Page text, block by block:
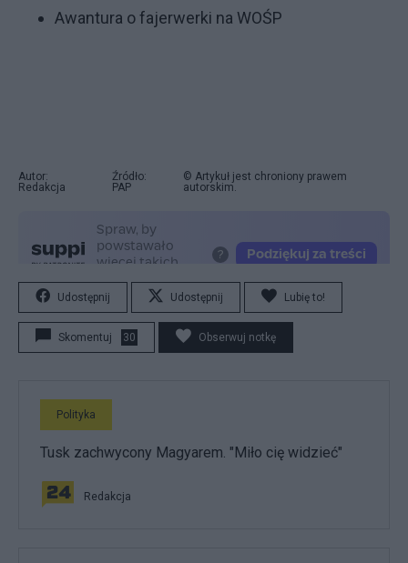
Awantura o fajerwerki na WOŚP
Autor:
Redakcja
Źródło:
PAP
© Artykuł jest chroniony prawem
autorskim.
Udostępnij Udostępnij Lubię to!
Skomentuj 30 Obserwuj notkę
Polityka
Tusk zachwycony Magyarem. "Miło cię widzieć"
Redakcja